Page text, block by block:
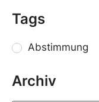
Tags
Abstimmung
Archiv